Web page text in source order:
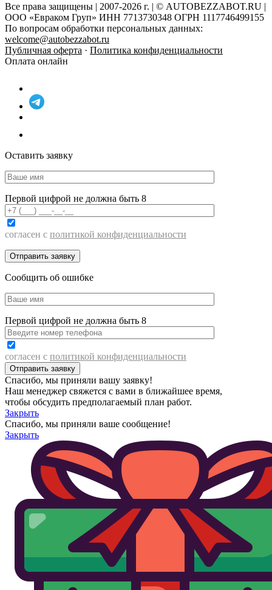
Все права защищены | 2007-2026 г. | © AUTOBEZZABOT.RU |
ООО «Евраком Груп» ИНН 7713730348 ОГРН 1117746499155
По вопросам обработки персональных данных:
welcome@autobezzabot.ru
Публичная оферта · Политика конфиденциальности
Оплата онлайн
Оставить заявку
Первой цифрой не должна быть 8
согласен с политикой конфиденциальности
Сообщить об ошибке
Первой цифрой не должна быть 8
согласен с политикой конфиденциальности
Спасибо, мы приняли вашу заявку!
Наш менеджер свяжется с вами в ближайшее время,
чтобы обсудить предполагаемый план работ.
Закрыть
Спасибо, мы приняли ваше сообщение!
Закрыть